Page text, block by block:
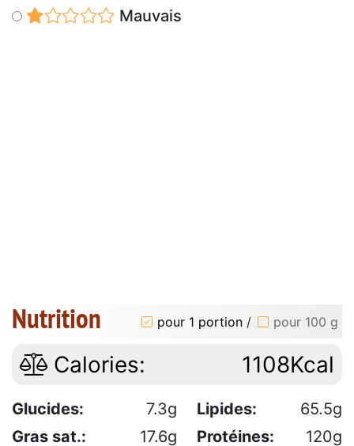
Mauvais
Nutrition pour 1 portion / pour 100 g
Calories: 1108Kcal
Glucides: 7.3g Lipides:
65.5g
Gras sat.:
17.6g Protéines:
120g